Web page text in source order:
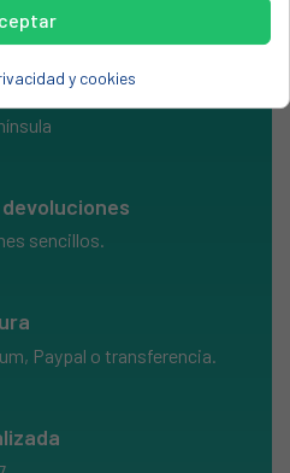
sencillos.
Paypal o transferencia.
y cookies